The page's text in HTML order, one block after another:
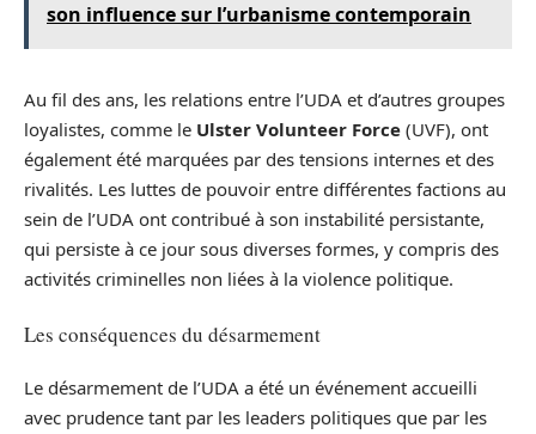
son influence sur l’urbanisme contemporain
Au fil des ans, les relations entre l’UDA et d’autres groupes
loyalistes, comme le Ulster Volunteer Force (UVF), ont
également été marquées par des tensions internes et des
rivalités. Les luttes de pouvoir entre différentes factions au
sein de l’UDA ont contribué à son instabilité persistante,
qui persiste à ce jour sous diverses formes, y compris des
activités criminelles non liées à la violence politique.
Les conséquences du désarmement
Le désarmement de l’UDA a été un événement accueilli
avec prudence tant par les leaders politiques que par les